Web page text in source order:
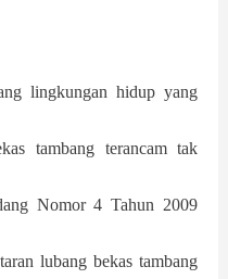
lingkungan hidup yang
tambang terancam tak
Nomor 4 Tahun 2009
lubang bekas tambang